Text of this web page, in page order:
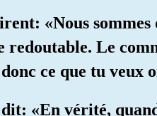
«Nous
redoutable. Le
ce que tu veux
«En vérité,